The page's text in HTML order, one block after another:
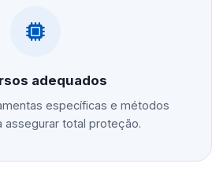
adequados
específicas e métodos
assegurar total proteção.